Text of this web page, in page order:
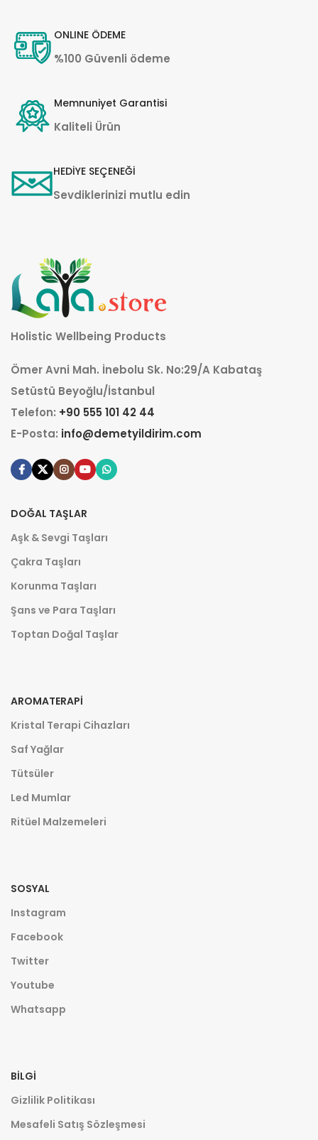
ONLINE ÖDEME
%100 Güvenli ödeme
Memnuniyet Garantisi
Kaliteli Ürün
HEDİYE SEÇENEĞİ
Sevdiklerinizi mutlu edin
Holistic Wellbeing Products
Ömer Avni Mah. İnebolu Sk. No:29/A Kabataş
Setüstü Beyoğlu/İstanbul
Telefon: +90 555 101 42 44
E-Posta: info@demetyildirim.com
DOĞAL TAŞLAR
Aşk & Sevgi Taşları
Çakra Taşları
Korunma Taşları
Şans ve Para Taşları
Toptan Doğal Taşlar
AROMATERAPI
Kristal Terapi Cihazları
Saf Yağlar
Tütsüler
Led Mumlar
Ritüel Malzemeleri
SOSYAL
Instagram
Facebook
Twitter
Youtube
Whatsapp
BILGI
Gizlilik Politikası
Mesafeli Satış Sözleşmesi